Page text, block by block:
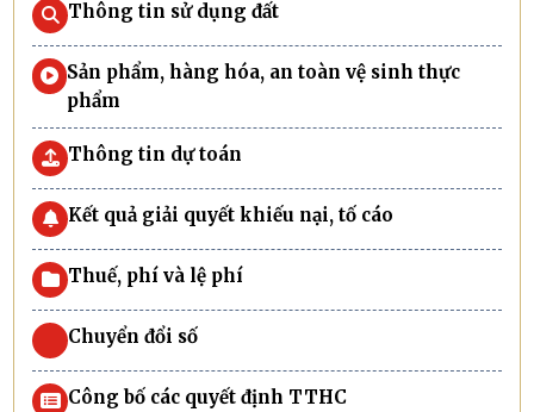
Thông tin sử dụng đất
Sản phẩm, hàng hóa, an toàn vệ sinh thực
phẩm
Thông tin dự toán
Kết quả giải quyết khiếu nại, tố cáo
Thuế, phí và lệ phí
Chuyển đổi số
Công bố các quyết định TTHC